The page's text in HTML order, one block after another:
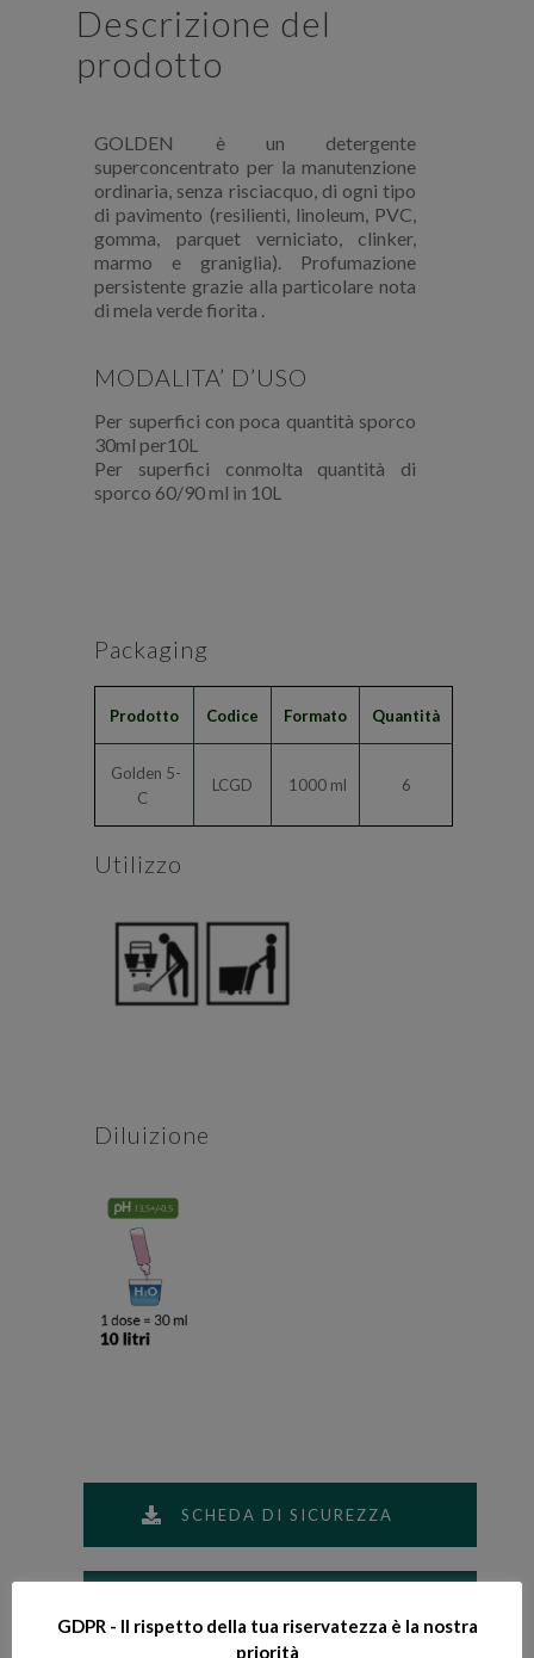
Descrizione del
prodotto
GOLDEN è un detergente
superconcentrato per la manutenzione
ordinaria, senza risciacquo, di ogni tipo
di pavimento (resilienti, linoleum, PVC,
gomma, parquet verniciato, clinker,
marmo e graniglia). Profumazione
persistente grazie alla particolare nota
di mela verde fiorita .
MODALITA’ D’USO
Per superfici con poca quantità sporco
30ml per10L
Per superfici conmolta quantità di
sporco 60/90 ml in 10L
Packaging
Prodotto Codice Formato Quantità
Golden 5-
C
LCGD 1000 ml 6
Utilizzo
Diluizione
SCHEDA DI SICUREZZA
GDPR - Il rispetto della tua riservatezza è la nostra
priorità